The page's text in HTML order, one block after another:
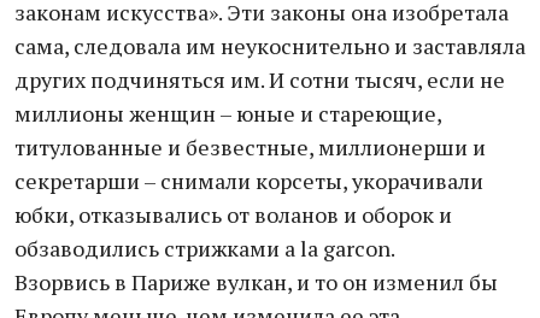
законам искусства». Эти законы она изобретала
сама, следовала им неукоснительно и заставляла
других подчиняться им. И сотни тысяч, если не
миллионы женщин – юные и стареющие,
титулованные и безвестные, миллионерши и
секретарши – снимали корсеты, укорачивали
юбки, отказывались от воланов и оборок и
обзаводились стрижками a la garcon.
Взорвись в Париже вулкан, и то он изменил бы